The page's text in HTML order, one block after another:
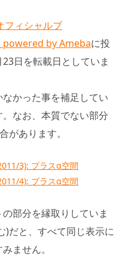
フィシャルブ
powered by Amebaに投
日を転載日としていま
かった事を補足してい
なお、本質でない部分
があります。
3): プラスα空間
4): プラスα空間
部分を縁取りしていま
)だと、すべて同じ表示に
ません。